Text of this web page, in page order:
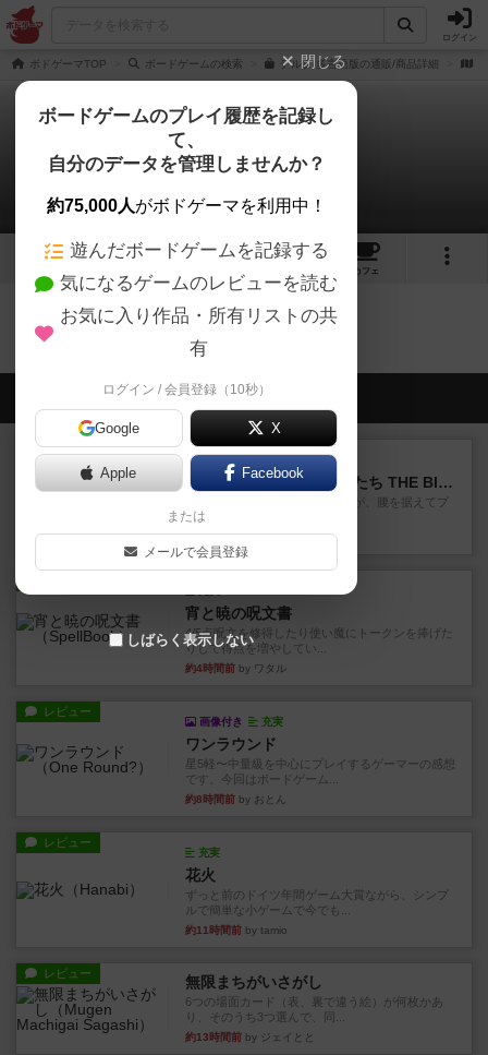
ログイン
ボドゲーマTOP ボードゲームの検索 デルタ 多言語版の通販/商品詳細
デルタ
0件のリプレイ日記
3 2
カフェ
デルタのトップに戻る
会員の新しい投稿
レビュー
アグリコラ：牧場の動物たち THE BIG BOX
長らく積みゲーになってましたが、腰を据えてプ
レイできましたのでやってみ...
約1時間前by くみ
宵と暁の呪文書
4/5点呪文を修得したり使い魔にトークンを捧げた
りして得点を増やしてい...
約4時間前 by ワタル
レビュー
画像付き 充実
ワンラウンド
星5軽〜中量級を中心にプレイするゲーマーの感想
です。今回はボードゲーム...
約8時間前 by おとん
レビュー
充実
花火
ずっと前のドイツ年間ゲーム大賞ながら、シンプ
ルで簡単な小ゲームで今でも...
約11時間前 by tamio
レビュー 無限まちがいさがし
6つの場面カード（表、裏で違う絵）が何枚かあ
り、そのうち3つ選んで、同...
約13時間前 by ジェイとと
閉じる
ボードゲームのプレイ履歴を記録し
て、
自分のデータを管理しませんか？
約75,000人がボドゲーマを利用中！
遊んだボードゲームを記録する
気になるゲームのレビューを読む
お気に入り作品・所有リストの共
有
ログイン / 会員登録（10秒）
Google X
Apple Facebook
または
メールで会員登録
しばらく表示しない